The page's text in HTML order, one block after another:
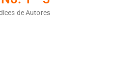
de Autores